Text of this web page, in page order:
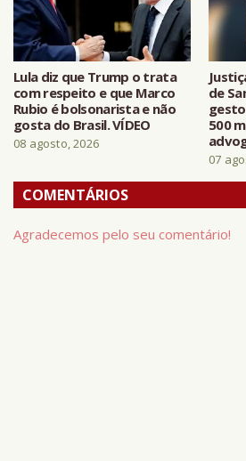
Lula diz que Trump o trata
com respeito e que Marco
Rubio é bolsonarista e não
gosta do Brasil. VÍDEO
08 agosto, 2026
de
500
07
COMENTÁRIOS
Agradecemos pelo seu comentário!